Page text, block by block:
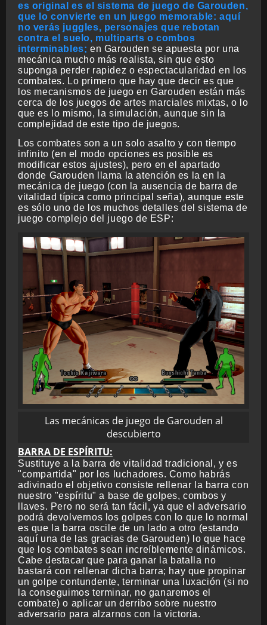
es original es el sistema de juego de Garouden,
que lo convierte en un juego memorable: aquí
no verás juggles, personajes que rebotan
contra el suelo, multiparts o combos
interminables; en Garouden se apuesta por una
mecánica mucho más realista, sin que esto
suponga perder rapidez o espectacularidad en los
combates. Lo primero que hay que decir es que
los mecanismos de juego en Garouden están más
cerca de los juegos de artes marciales mixtas, o lo
que es lo mismo, lasimulación, aunque sin la
complejidad de este tipo de juegos.
Los combates son a un solo asalto y con tiempo
infinito (en el modo opciones es posible es
modificar estos ajustes), pero en el apartado
donde Garouden llama la atención es la en la
mecánica de juego (con la ausencia de barra de
vitalidad típica como principal seña), aunque este
es sólo uno de los muchos detalles del sistema de
juego complejo del juego de ESP:
Las mecánicas de juego de Garouden al
descubierto
BARRA DE ESPÍRITU:
Sustituye a la barra de vitalidad tradicional, y es
"compartida" por los luchadores. Como habrás
adivinado el objetivo consiste rellenar la barra con
nuestro "espíritu" a base de golpes, combos y
llaves. Pero no será tan fácil, ya que el adversario
podrá devolvernos los golpes con lo que lo normal
es que la barra oscile de un lado a otro (estando
aquí una de las gracias de Garouden) lo que hace
que los combates sean increíblemente dinámicos.
Cabe destacar que para ganar la batalla no
bastará con rellenar dicha barra; hay que propinar
un golpe contundente, terminar una luxación (si no
la conseguimos terminar, no ganaremos el
combate) o aplicar un derribo sobre nuestro
adversario para alzarnos con la victoria.